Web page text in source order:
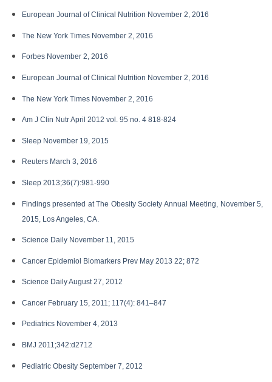
European Journal of Clinical Nutrition November 2, 2016
The New York Times November 2, 2016
Forbes November 2, 2016
European Journal of Clinical Nutrition November 2, 2016
The New York Times November 2, 2016
Am J Clin Nutr April 2012 vol. 95 no. 4 818-824
Sleep November 19, 2015
Reuters March 3, 2016
Sleep 2013;36(7):981-990
Findings presented at The Obesity Society Annual Meeting, November 5,
2015, Los Angeles, CA.
Science Daily November 11, 2015
Cancer Epidemiol Biomarkers Prev May 2013 22; 872
Science Daily August 27, 2012
Cancer February 15, 2011; 117(4): 841–847
Pediatrics November 4, 2013
BMJ 2011;342:d2712
Pediatric Obesity September 7, 2012